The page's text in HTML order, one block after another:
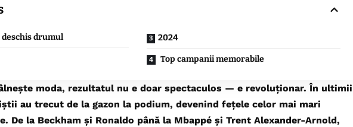
drumul 2024
Top campanii memorabile
moda, rezultatul nu e doar spectaculos — e revoluționar. În ultimii
au trecut de la gazon la podium, devenind fețele celor mai mari
De la Beckham și Ronaldo până la Mbappé și Trent Alexander-Arnold,